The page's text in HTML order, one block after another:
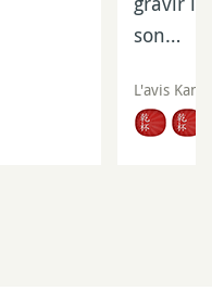
son…
L'avis